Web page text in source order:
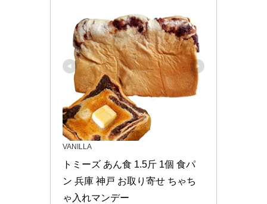
VANILLA
トミーズ あん食 1.5斤 1個 食パ
ン 兵庫 神戸 お取り寄せ ちゃち
ゃ入れマンデー